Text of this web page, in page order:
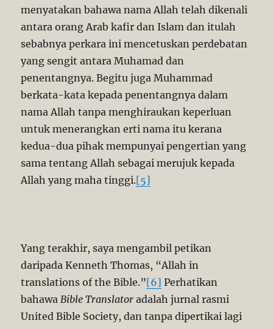
menyatakan bahawa nama Allah telah dikenali
antara orang Arab kafir dan Islam dan itulah
sebabnya perkara ini mencetuskan perdebatan
yang sengit antara Muhamad dan
penentangnya. Begitu juga Muhammad
berkata-kata kepada penentangnya dalam
nama Allah tanpa menghiraukan keperluan
untuk menerangkan erti nama itu kerana
kedua-dua pihak mempunyai pengertian yang
sama tentang Allah sebagai merujuk kepada
Allah yang maha tinggi.[5]
Yang terakhir, saya mengambil petikan
daripada Kenneth Thomas, “Allah in
translations of the Bible.”[6] Perhatikan
bahawa Bible Translator adalah jurnal rasmi
United Bible Society, dan tanpa dipertikai lagi